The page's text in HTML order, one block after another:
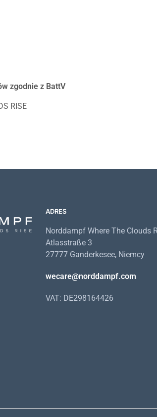
zgodnie z BattV
RISE
ADRES
Norddampf Where The Clouds
Atlasstraße 3
27777 Ganderkesee, Niemcy
wecare@norddampf.com
VAT: DE298164426